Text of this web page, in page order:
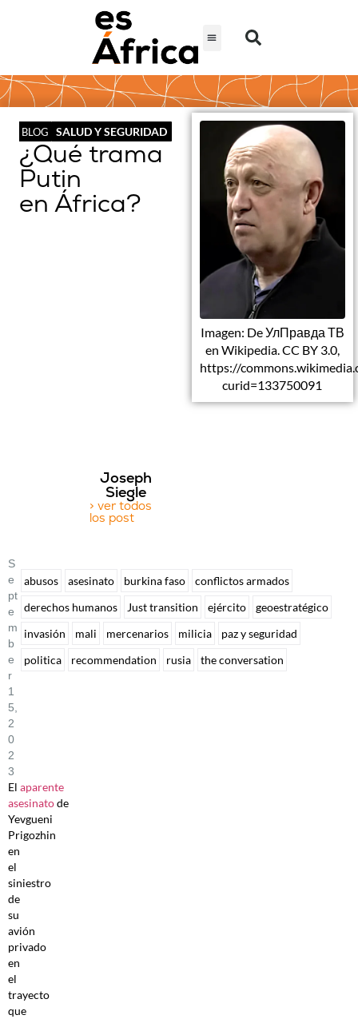
BLOG SALUD Y SEGURIDAD
¿Qué trama
Putin
en África?
Imagen: De УлПравда ТВ
en Wikipedia. CC BY 3.0,
https://
curid=133750091
Joseph
Siegle
> ver todos
los post
S
E
Pt
E
M
B
E
R
1
5,
2
0
2
3
El aparente
asesinatode
Yevgueni
Prigozhin
en
el
siniestro
de
su
avión
privado
en
el
trayecto
que
abusos asesinato burkina faso
conflictos armados
derechos humanos
Just transition ejército
geoestratégico
invasión
mali mercenarios milicia
paz y seguridad
politica
recommendation rusia the conversation